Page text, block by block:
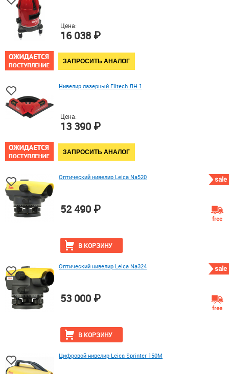
Цена:
16 038 ₽
ЗАПРОСИТЬ АНАЛОГ
Нивелир лазерный Elitech ЛН 1
Цена:
13 390 ₽
ЗАПРОСИТЬ АНАЛОГ
sale
Оптический нивелир Leica Na520
В КОРЗИНУ
52 490 ₽
free
sale
Оптический нивелир Leica Na324
В КОРЗИНУ
53 000 ₽
free
Цифровой нивелир Leica Sprinter 150M